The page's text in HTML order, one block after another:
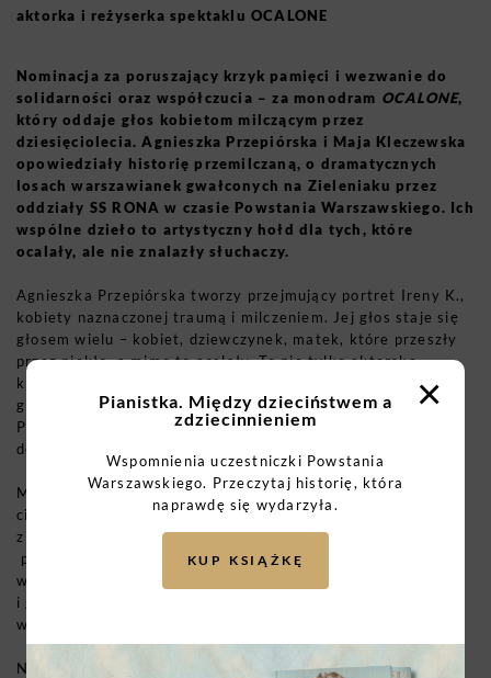
aktorka i reżyserka spektaklu OCALONE
Nominacja za poruszający krzyk pamięci i wezwanie do
solidarności oraz współczucia – za monodram OCALONE,
który oddaje głos kobietom milczącym przez
dziesięciolecia. Agnieszka Przepiórska i Maja Kleczewska
opowiedziały historię przemilczaną, o dramatycznych
losach warszawianek gwałconych na Zieleniaku przez
oddziały SS RONA w czasie Powstania Warszawskiego. Ich
wspólne dzieło to artystyczny hołd dla tych, które
ocalały, ale nie znalazły słuchaczy.
Agnieszka Przepiórska tworzy przejmujący portret Ireny K.,
kobiety naznaczonej traumą i milczeniem. Jej głos staje się
głosem wielu – kobiet, dziewczynek, matek, które przeszły
przez piekło, a mimo to ocalały. To nie tylko aktorska
kreacja, ale gest pamięci i współczucia, który przekracza
granice sceny. Wnuczka powstańczyni Barbary Karoliny
Prandeckiej „Basi”, kontynuuje opowieść o kobiecym
doświadczeniu wojny – prywatnym, cichym, ale pełnym siły.
Maja Kleczewska, reżyserka, buduje spektakl, w którym
cisza ma taką samą wagę jak słowo. Sięgając po cytaty
z
Ajschylosa, nadaje historii uniwersalny wymiar –
pokazuje, że krzyk kobiet z Zieleniaka jest echem tragedii
wszystkich czasów i miejsc, gdzie wojna odbiera godność
i głos. Jej teatr to przestrzeń, w której pamięć staje się
wspólnotą.
Na scenie nie ma dekoracji ani świadków – jest tylko
×
Pianistka. Między dzieciństwem a
zdziecinnieniem
Wspomnienia uczestniczki Powstania
Warszawskiego. Przeczytaj historię, która
naprawdę się wydarzyła.
KUP KSIĄŻKĘ